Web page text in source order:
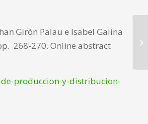
Girón Palau e Isabel Galina
268-270. Online abstract
produccion-y-distribucion-